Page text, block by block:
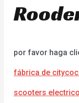
por favor haga
fábrica de
scooters